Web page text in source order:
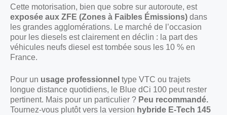
Cette motorisation, bien que sobre sur autoroute, est
exposée aux ZFE (Zones à Faibles Émissions) dans
les grandes agglomérations. Le marché de l’occasion
pour les diesels est clairement en déclin : la part des
véhicules neufs diesel est tombée sous les 10 % en
France.
Pour un usage professionnel type VTC ou trajets
longue distance quotidiens, le Blue dCi 100 peut rester
pertinent. Mais pour un particulier ? Peu recommandé.
Tournez-vous plutôt vers la version hybride E-Tech 145